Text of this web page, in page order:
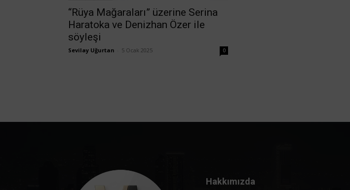
“Rüya Mağaraları” üzerine Serina
Haratoka ve Denizhan Özer ile
söyleşi
Sevilay Uğurtan 5 Ocak 2025 0
Hakkımızda